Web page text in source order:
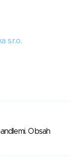
s.r.o.
Obsah